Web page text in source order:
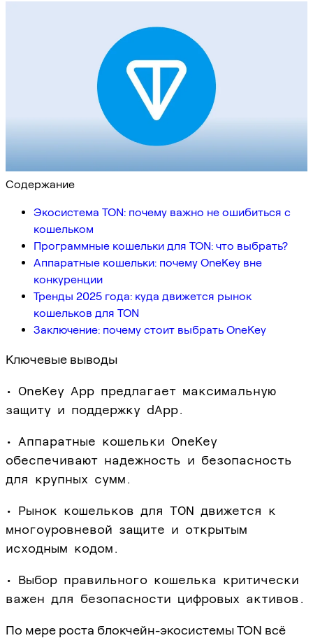
Содержание
Экосистема TON: почему важно не ошибиться с
кошельком
Программные кошельки для TON: что выбрать?
Аппаратные кошельки: почему OneKey вне
конкуренции
Тренды 2025 года: куда движется рынок
кошельков для TON
Заключение: почему стоит выбрать OneKey
Ключевые выводы
• OneKey App предлагает максимальную
защиту и поддержку dApp.
• Аппаратные кошельки OneKey
обеспечивают надежность и безопасность
для крупных сумм.
• Рынок кошельков для TON движется к
многоуровневой защите и открытым
исходным кодом.
• Выбор правильного кошелька критически
важен для безопасности цифровых активов.
По мере роста блокчейн-экосистемы TON всё